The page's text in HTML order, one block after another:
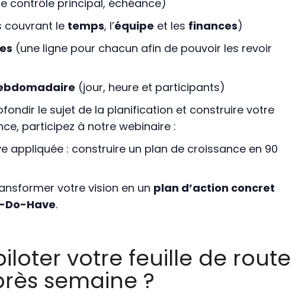
contrôle principal, échéance)
couvrant le temps, l’équipe et les finances)
(une ligne pour chacun afin de pouvoir les revoir
(jour, heure et participants)
le sujet de la planification et construire votre
participez à notre webinaire :
appliquée : construire un plan de croissance en 90
votre vision en un plan d’action concret
Do-Have.
votre feuille de route
semaine ?